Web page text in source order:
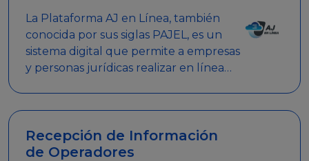
La Plataforma AJ en Línea, también
conocida por sus siglas PAJEL, es un
sistema digital que permite a empresas
y personas jurídicas realizar en línea
Recepción de Información
de Operadores